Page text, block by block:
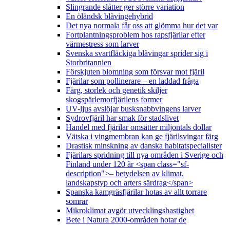
Slingrande slåtter ger större variation
En öländsk blåvingehybrid
Det nya normala får oss att glömma hur det var
Fortplantningsproblem hos rapsfjärilar efter
värmestress som larver
Svenska svartfläckiga blåvingar sprider sig i
Storbritannien
Förskjuten blomning som försvar mot fjäril
Fjärilar som pollinerare – en laddad fråga
Färg, storlek och genetik skiljer
skogspärlemorfjärilens former
UV-ljus avslöjar busksnabbvingens larver
Sydrovfjäril har smak för stadslivet
Handel med fjärilar omsätter miljontals dollar
Vätska i vingmembran kan ge fjärilsvingar färg
Drastisk minskning av danska habitatspecialister
Fjärilars spridning till nya områden i Sverige och
Finland under 120 år <span class="sf-
description">– betydelsen av klimat,
landskapstyp och arters särdrag</span>
Spanska kamgräsfjärilar hotas av allt torrare
somrar
Mikroklimat avgör utvecklingshastighet
Bete i Natura 2000-områden hotar de